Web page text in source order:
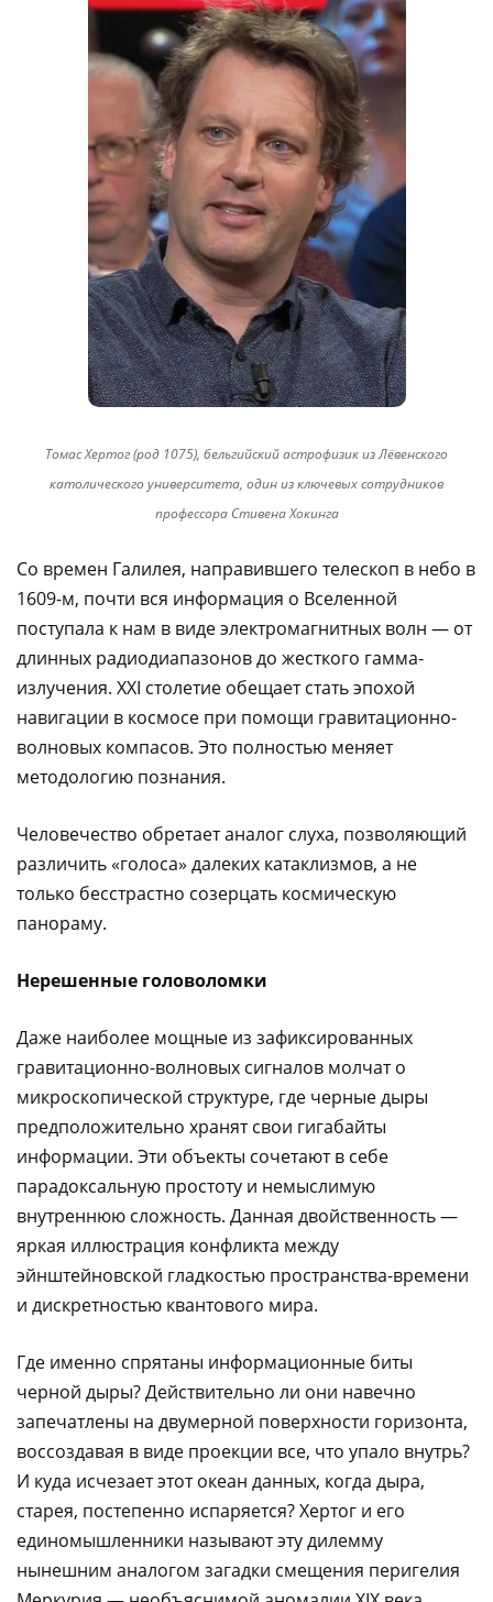
Томас Хертог (род 1075), бельгийский астрофизик из Лёвенского
католического университета, один из ключевых сотрудников
профессора Стивена Хокинга
Со времен Галилея, направившего телескоп в небо в
1609-м, почти вся информация о Вселенной
поступала к нам в виде электромагнитных волн — от
длинных радиодиапазонов до жесткого гамма-
излучения. XXI столетие обещает стать эпохой
навигации в космосе при помощи гравитационно-
волновых компасов. Это полностью меняет
методологию познания.
Человечество обретает аналог слуха, позволяющий
различить «голоса» далеких катаклизмов, а не
только бесстрастно созерцать космическую
панораму.
Нерешенные головоломки
Даже наиболее мощные из зафиксированных
гравитационно-волновых сигналов молчат о
микроскопической структуре, где черные дыры
предположительно хранят свои гигабайты
информации. Эти объекты сочетают в себе
парадоксальную простоту и немыслимую
внутреннюю сложность. Данная двойственность —
яркая иллюстрация конфликта между
эйнштейновской гладкостью пространства-времени
и дискретностью квантового мира.
Где именно спрятаны информационные биты
черной дыры? Действительно ли они навечно
запечатлены на двумерной поверхности горизонта,
воссоздавая в виде проекции все, что упало внутрь?
И куда исчезает этот океан данных, когда дыра,
старея, постепенно испаряется? Хертог и его
единомышленники называют эту дилемму
нынешним аналогом загадки смещения перигелия